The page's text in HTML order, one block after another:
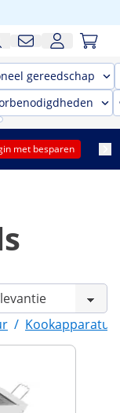
gereedschap
met besparen
/